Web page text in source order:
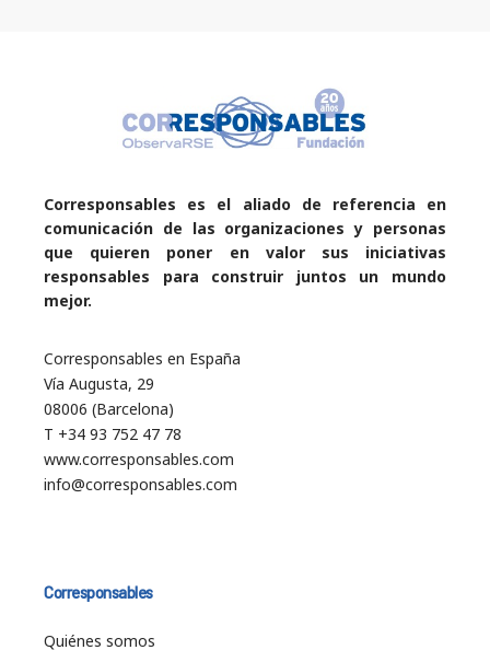
Corresponsables es el aliado de referencia en
comunicación de las organizaciones y personas
que quieren poner en valor sus iniciativas
responsables para construir juntos un mundo
mejor.
Corresponsables en España
Vía Augusta, 29
08006 (Barcelona)
T +34 93 752 47 78
www.corresponsables.com
info@corresponsables.com
Corresponsables
Quiénes somos